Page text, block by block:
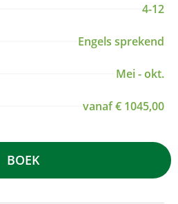
4-12
Engels sprekend
Mei - okt.
vanaf € 1045,00
BOEK